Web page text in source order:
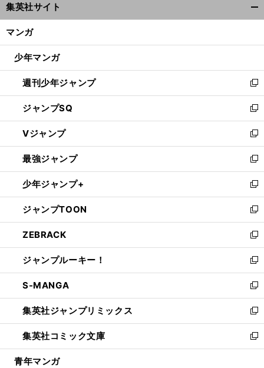
ィ
ン
ウ
開
く
集英社サイト
マンガ
少年マンガ
週刊少年ジャンプ
新
し
い
ウ
ィ
ン
ド
ウ
で
開
く
ジャンプSQ
新
し
い
ウ
ィ
ン
ド
ウ
で
開
く
Vジャンプ
新
し
い
ウ
ィ
ン
ド
ウ
で
開
く
最強ジャンプ
新
し
い
ウ
ィ
ン
ド
ウ
で
開
く
少年ジャンプ+
新
し
い
ウ
ィ
ン
ド
ウ
で
開
く
ジャンプTOON
新
し
い
ウ
ィ
ン
ド
ウ
で
開
く
ZEBRACK
新
し
い
ウ
ィ
ン
ド
ウ
で
開
ジャンプルーキー！
新
し
い
ウ
ィ
ン
ド
ウ
S-MANGA
新
し
い
ウ
ィ
ン
集英社ジャンプリミックス
新
し
い
ウ
集英社コミック文庫
新
し
青年マンガ